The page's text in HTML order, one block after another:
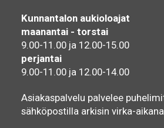
Kunnantalon aukioloajat
maanantai - torstai
9.00-11.00 ja 12.00-15.00
perjantai
9.00-11.00 ja 12.00-14.00
Asiakaspalvelu palvelee
sähköpostilla arkisin virka-aikana